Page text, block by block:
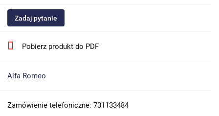
Zadaj pytanie
Pobierz produkt do PDF
Alfa Romeo
Zamówienie telefoniczne: 731133484